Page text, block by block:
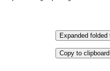
Expanded folded
Copy to clipboard